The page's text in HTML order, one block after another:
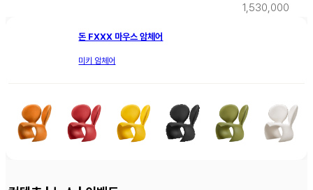
1,530,000
돈 FXXX 마우스 암체어
미키 암체어